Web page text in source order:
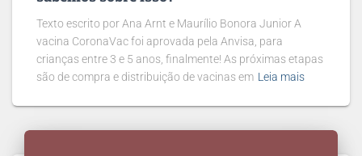
Texto escrito por Ana Arnt e Maurílio Bonora Junior A
vacina CoronaVac foi aprovada pela Anvisa, para
crianças entre 3 e 5 anos, finalmente! As próximas etapas
são de compra e distribuição de vacinas em Leia mais